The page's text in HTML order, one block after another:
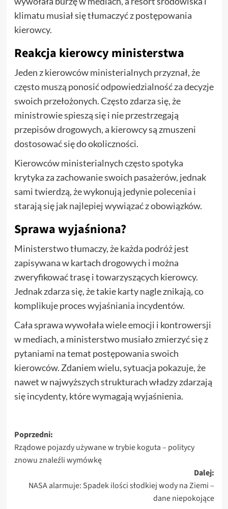
klimatu musiał się tłumaczyć z postępowania
kierowcy.
Reakcja kierowcy ministerstwa
Jeden z kierowców ministerialnych przyznał, że
często muszą ponosić odpowiedzialność za decyzje
swoich przełożonych. Często zdarza się, że
ministrowie spieszą się i nie przestrzegają
przepisów drogowych, a kierowcy są zmuszeni
dostosować się do okoliczności.
Kierowców ministerialnych często spotyka
krytyka za zachowanie swoich pasażerów, jednak
sami twierdzą, że wykonują jedynie polecenia i
starają się jak najlepiej wywiązać z obowiązków.
Sprawa wyjaśniona?
Ministerstwo tłumaczy, że każda podróż jest
zapisywana w kartach drogowych i można
zweryfikować trasę i towarzyszących kierowcy.
Jednak zdarza się, że takie karty nagle znikają, co
komplikuje proces wyjaśniania incydentów.
Cała sprawa wywołała wiele emocji i kontrowersji
w mediach, a ministerstwo musiało zmierzyć się z
pytaniami na temat postępowania swoich
kierowców. Zdaniem wielu, sytuacja pokazuje, że
nawet w najwyższych strukturach władzy zdarzają
się incydenty, które wymagają wyjaśnienia.
Zobacz
wpisy
Poprzedni:
Rządowe pojazdy używane w trybie koguta – politycy
znowu znaleźli wymówkę
Dalej:
NASA alarmuje: Spadek ilości słodkiej wody na Ziemi –
dane niepokojące